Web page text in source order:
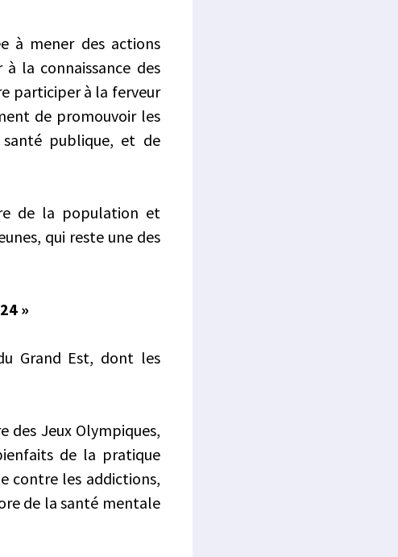
à mener des actions
la connaissance des
participer à la ferveur
de promouvoir les
santé publique, et de
de la population et
qui reste une des
»
Grand Est, dont les
des Jeux Olympiques,
de la pratique
contre les addictions,
de la santé mentale